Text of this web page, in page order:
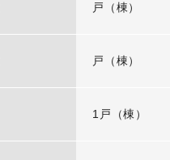
戸（棟）
戸（棟）
1戸（棟）